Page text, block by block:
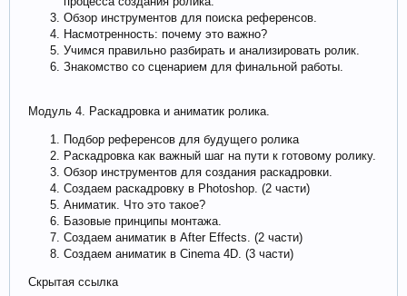
Обзор инструментов для поиска референсов.
Насмотренность: почему это важно?
Учимся правильно разбирать и анализировать ролик.
Знакомство со сценарием для финальной работы.
Модуль 4. Раскадровка и аниматик ролика.
Подбор референсов для будущего ролика
Раскадровка как важный шаг на пути к готовому ролику.
Обзор инструментов для создания раскадровки.
Создаем раскадровку в Photoshop. (2 части)
Аниматик. Что это такое?
Базовые принципы монтажа.
Создаем аниматик в After Effects. (2 части)
Создаем аниматик в Cinema 4D. (3 части)
Скрытая ссылка